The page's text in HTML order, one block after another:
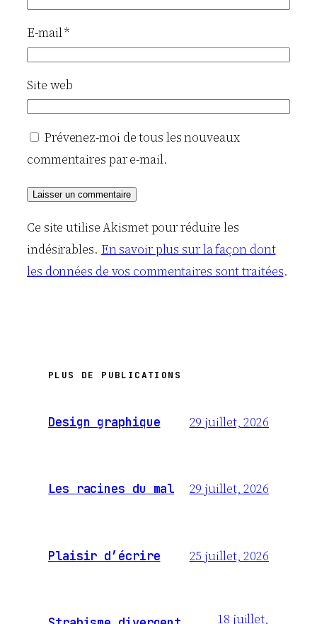
E-mail*
Site web
Prévenez-moi de tous les nouveaux
commentaires par e-mail.
Ce site utilise Akismet pour réduire les
indésirables. En savoir plus sur la façon dont
les données de vos commentaires sont traitées.
PLUS DE PUBLICATIONS
Design graphique 29 juillet, 2026
Les racines du mal 29 juillet, 2026
Plaisir d’écrire 25 juillet, 2026
18 juillet,